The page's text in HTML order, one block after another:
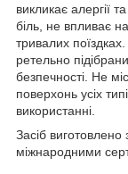
викликає алергії
біль, не впливає
тривалих
ретельно
безпечності. Не
поверхонь усіх
використанні.
Засіб
міжнародними